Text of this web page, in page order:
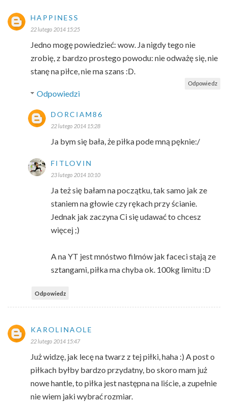
HAPPINESS
22 lutego 2014 15:25
Jedno mogę powiedzieć: wow. Ja nigdy tego nie
zrobię, z bardzo prostego powodu: nie odważę się, nie
stanę na piłce, nie ma szans :D.
Odpowiedz
Odpowiedzi
DORCIAM86
22 lutego 2014 15:28
Ja bym się bała, że piłka pode mną pęknie:/
FITLOVIN
23 lutego 2014 10:10
Ja też się bałam na początku, tak samo jak ze
staniem na głowie czy rękach przy ścianie.
Jednak jak zaczyna Ci się udawać to chcesz
więcej ;)
A na YT jest mnóstwo filmów jak faceci stają ze
sztangami, piłka ma chyba ok. 100kg limitu :D
Odpowiedz
KAROLINAOLE
22 lutego 2014 15:47
Już widzę, jak lecę na twarz z tej piłki, haha :) A post o
piłkach byłby bardzo przydatny, bo skoro mam już
nowe hantle, to piłka jest następna na liście, a zupełnie
nie wiem jaki wybrać rozmiar.